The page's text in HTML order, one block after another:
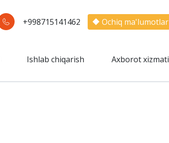
+998715141462 Ochiq ma'lumotlar
Ishlab chiqarish Axborot xizmati